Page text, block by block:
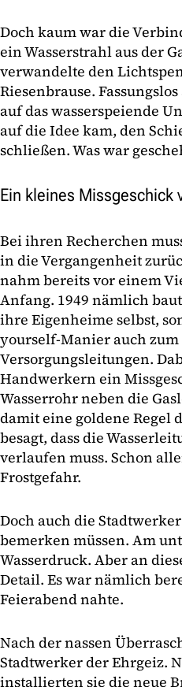
Doch kaum war die
ein Wasserstrahl aus der
verwandelte den
Riesenbrause.
auf das wasserspeiende
auf die Idee kam, den
schließen. Was war
Ein kleines Missgeschick
Bei ihren Recherchen
in die Vergangenheit
nahm bereits vor einem
Anfang. 1949 nämlich
ihre Eigenheime selbst,
yourself-Manier auch zum
Versorgungsleitungen.
Handwerkern ein
Wasserrohr neben die
damit eine goldene Regel
besagt, dass die
verlaufen muss. Schon
Frostgefahr.
Doch auch die
bemerken müssen. Am
Wasserdruck. Aber an
Detail. Es war nämlich
Feierabend nahte.
Nach der nassen
Stadtwerker der Ehrgeiz.
installierten sie die neue